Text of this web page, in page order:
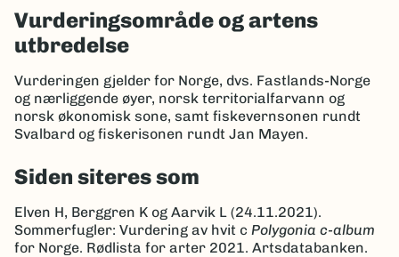
Vurderingsområde og artens
utbredelse
Vurderingen gjelder for Norge, dvs. Fastlands-Norge
og nærliggende øyer, norsk territorialfarvann og
norsk økonomisk sone, samt fiskevernsonen rundt
Svalbard og fiskerisonen rundt Jan Mayen.
Siden siteres som
Elven H, Berggren K og Aarvik L (24.11.2021).
Sommerfugler: Vurdering av hvit c Polygonia c-album
for Norge. Rødlista for arter 2021. Artsdatabanken.